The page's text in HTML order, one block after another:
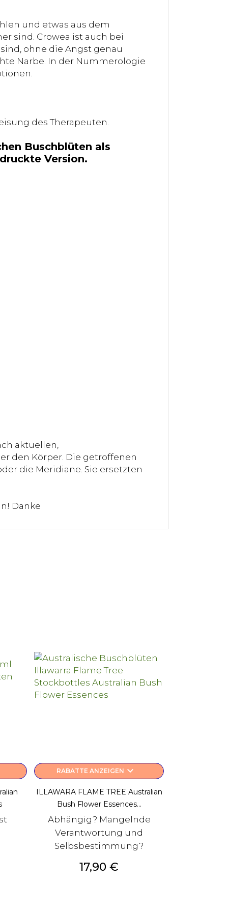
und etwas aus dem
sind. Crowea ist auch bei
ohne die Angst genau
Narbe. In der Nummerologie
des Therapeuten.
Buschblüten als
Version.
aktuellen,
den Körper. Die getroffenen
die Meridiane. Sie ersetzten
Danke
RABATTE ANZEIGEN keyboard_arrow_down
ILLAWARA FLAME TREE Australian
Bush Flower Essences...
Abhängig? Mangelnde
Verantwortung und
Selbsbestimmung?
Preis
17,90 €